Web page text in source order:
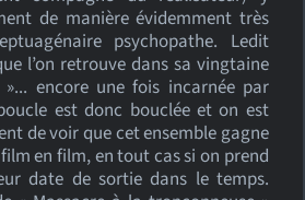
de manière évidemment très
psychopathe. Ledit
l’on retrouve dans sa vingtaine
encore une fois incarnée par
est donc bouclée et on est
de voir que cet ensemble gagne
en film, en tout cas si on prend
date de sortie dans le temps.